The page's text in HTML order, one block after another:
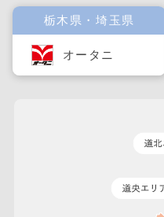
栃木県・埼玉県
オータニ